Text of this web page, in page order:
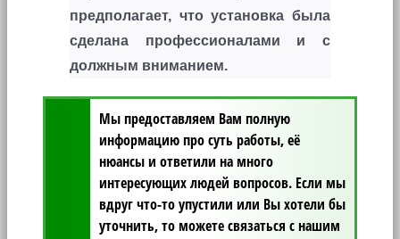
предполагает, что установка была
сделана профессионалами и с
должным вниманием.
Мы предоставляем Вам полную
информацию про суть работы, её
нюансы и ответили на много
интересующих людей вопросов. Если мы
вдруг что-то упустили или Вы хотели бы
уточнить, то можете связаться с нашим